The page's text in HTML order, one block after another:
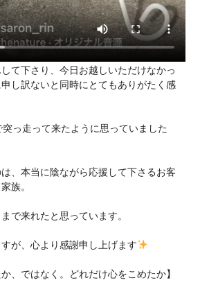
て下さり、今日お越しいただけなかっ
し訳ないと同時にとてもありがたく感
っ走って来たように思っていました
、本当に陰ながら応援して下さるお客
族。
で来れたと思っています。
が、心より感謝申し上げます
、ではなく。どれだけ心をこめたか】